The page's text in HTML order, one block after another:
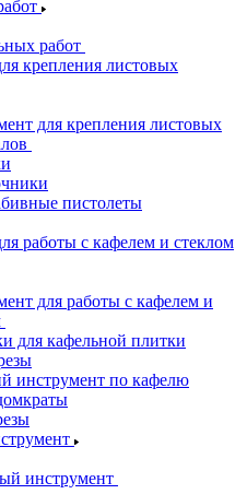
работ
крепления листовых
для крепления листовых
пистолеты
работы с кафелем и стеклом
для работы с кафелем и
для кафельной плитки
инструмент по кафелю
инструмент